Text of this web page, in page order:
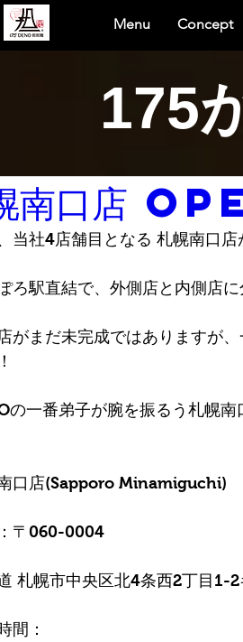
Menu Concept
175
南口店
当社4店舗目となる 札幌南口店
ろ駅直結で、外側店と内側店に
がまだ未完成ではありますが
の一番弟子が腕を振るう札幌南
口店(Sapporo Minamiguchi)
〒060-0004
札幌市中央区北4条西2丁目1-
間：